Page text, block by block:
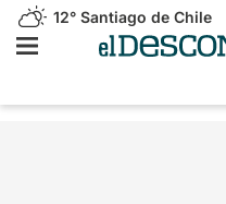
12° Santiago de Chile